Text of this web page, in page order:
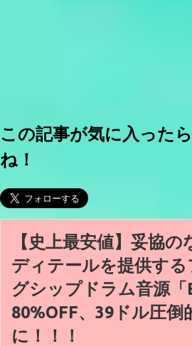
この記事が気に入った
ね！
【史上最安値】妥協の
ディテールを提供する
グシップドラム音源「
80%OFF、39ドル圧倒
に！！！